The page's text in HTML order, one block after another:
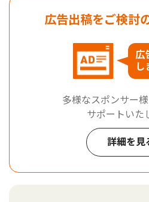
広告出稿をご検討
広
し
多様なスポンサー
サポートいた
詳細を見